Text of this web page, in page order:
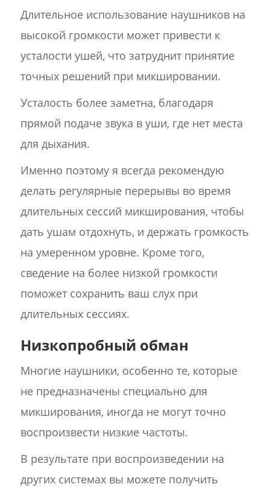
Длительное использование наушников на
высокой громкости может привести к
усталости ушей, что затруднит принятие
точных решений при микшировании.
Усталость более заметна, благодаря
прямой подаче звука в уши, где нет места
для дыхания.
Именно поэтому я всегда рекомендую
делать регулярные перерывы во время
длительных сессий микширования, чтобы
дать ушам отдохнуть, и держать громкость
на умеренном уровне. Кроме того,
сведение на более низкой громкости
поможет сохранить ваш слух при
длительных сессиях.
Низкопробный обман
Многие наушники, особенно те, которые
не предназначены специально для
микширования, иногда не могут точно
воспроизвести низкие частоты.
В результате при воспроизведении на
других системах вы можете получить